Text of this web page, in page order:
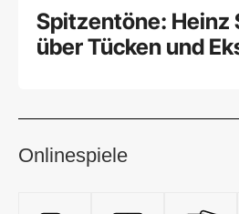
Spitzentöne: Heinz
über Tücken und
Onlinespiele